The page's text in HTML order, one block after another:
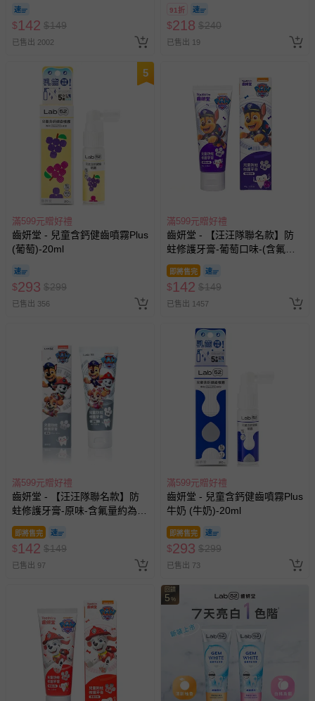
$142 $149
已售出 2002
91折
$218 $240
已售出 19
5
滿599元贈好禮
齒妍堂 - 兒童含鈣健齒噴霧Plus
(葡萄)-20ml
$293 $299
已售出 356
滿599元贈好禮
齒妍堂 - 【汪汪隊聯名款】防
蛀修護牙膏-葡萄口味-(含氟，
約為1200ppm)-80g
即將售完
$142 $149
已售出 1457
滿599元贈好禮
齒妍堂 - 【汪汪隊聯名款】防
蛀修護牙膏-原味-含氟量約為
1200ppm-80g
即將售完
$142 $149
已售出 97
滿599元贈好禮
齒妍堂 - 兒童含鈣健齒噴霧Plus
牛奶 (牛奶)-20ml
即將售完
$293 $299
已售出 73
回饋
5 %